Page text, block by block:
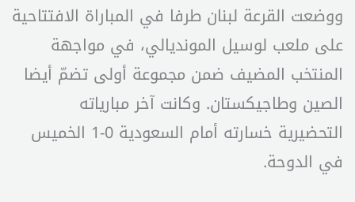
ووضعت القرعة لبنان طرفا في المباراة الافتتاحية
على ملعب لوسيل المونديالي، في مواجهة
المنتخب المضيف ضمن مجموعة أولى تضمّ أيضا
الصين وطاجيكستان. وكانت آخر مبارياته
التحضيرية خسارته أمام السعودية 0-1 الخميس
في الدوحة.